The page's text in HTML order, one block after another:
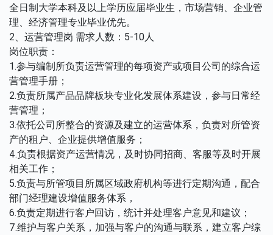
全日制大学本科及以上学历应届毕业生，市场营销、企业管
理、经济管理专业毕业优先。
2、运营管理岗 需求人数：5-10人
岗位职责：
1.参与编制所负责运营管理的每项资产或项目公司的综合运
营管理手册；
2.负责所属产品品牌板块专业化发展体系建设，参与日常经
营管理；
3.依托公司所整合的资源及建立的运营体系，负责对所管资
产的租户、企业提供增值服务；
4.负责根据资产运营情况，及时协同招商、客服等及时开展
相关工作；
5.负责与所管项目所属区域政府机构等进行定期沟通，配合
部门经理建设增值服务体系，
6.负责定期进行客户回访，统计并处理客户意见和建议；
7.维护与客户关系，加强与客户的沟通与联系，建立客户综